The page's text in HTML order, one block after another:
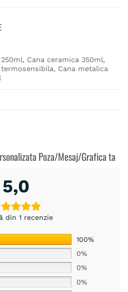
Cana ceramica 350ml,
Cana metalica
Poza/Mesaj/Grafica ta
5,0
din 1 recenzie
100%
0%
0%
0%